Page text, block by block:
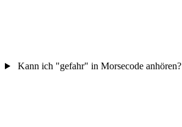
Kann ich "gefahr" in Morsecode anhören?